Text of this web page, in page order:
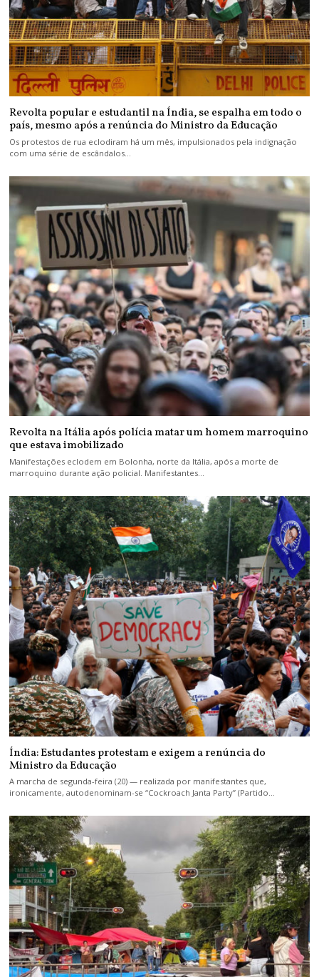
Revolta popular e estudantil na Índia, se espalha em todo o
país, mesmo após a renúncia do Ministro da Educação
Os protestos de rua eclodiram há um mês, impulsionados pela indignação
com uma série de escândalos…
Revolta na Itália após polícia matar um homem marroquino
que estava imobilizado
Manifestações eclodem em Bolonha, norte da Itália, após a morte de
marroquino durante ação policial. Manifestantes…
Índia: Estudantes protestam e exigem a renúncia do
Ministro da Educação
A marcha de segunda-feira (20) — realizada por manifestantes que,
ironicamente, autodenominam-se “Cockroach Janta Party” (Partido…